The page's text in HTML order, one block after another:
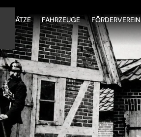
EINSÄTZE FAHRZEUGE FÖRDERVEREIN